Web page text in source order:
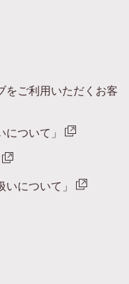
をご利用いただくお客
ついて」
について」